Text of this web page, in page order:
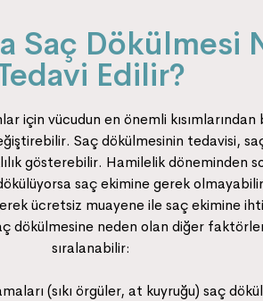
Saç Dökülmesi
Edilir?
için vücudun en önemli
Saç dökülmesinin tedavisi,
gösterebilir. Hamilelik döneminden
saç ekimine gerek
ücretsiz muayene ile saç ekimine
dökülmesine neden olan diğer
sıralanabilir:
(sıkı örgüler, at kuyruğu) saç